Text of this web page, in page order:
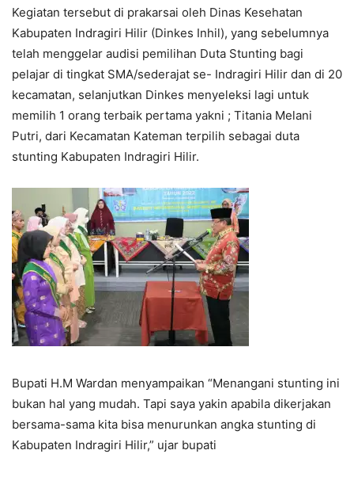
Kegiatan tersebut di prakarsai oleh Dinas Kesehatan
Kabupaten Indragiri Hilir (Dinkes Inhil), yang sebelumnya
telah menggelar audisi pemilihan Duta Stunting bagi
pelajar di tingkat SMA/sederajat se- Indragiri Hilir dan di 20
kecamatan, selanjutkan Dinkes menyeleksi lagi untuk
memilih 1 orang terbaik pertama yakni ; Titania Melani
Putri, dari Kecamatan Kateman terpilih sebagai duta
stunting Kabupaten Indragiri Hilir.
Bupati H.M Wardan menyampaikan “Menangani stunting ini
bukan hal yang mudah. Tapi saya yakin apabila dikerjakan
bersama-sama kita bisa menurunkan angka stunting di
Kabupaten Indragiri Hilir,” ujar bupati